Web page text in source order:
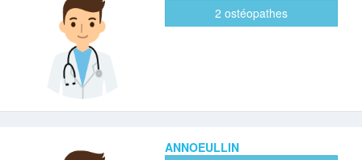
2 ostéopathes
ANNOEULLIN